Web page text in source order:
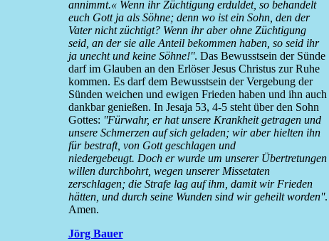
annimmt.« Wenn ihr Züchtigung erduldet, so behandelt
euch Gott ja als Söhne; denn wo ist ein Sohn, den der
Vater nicht züchtigt? Wenn ihr aber ohne Züchtigung
seid, an der sie alle Anteil bekommen haben, so seid ihr
ja unecht und keine Söhne!''. Das Bewusstsein der Sünde
darf im Glauben an den Erlöser Jesus Christus zur Ruhe
kommen. Es darf dem Bewusstsein der Vergebung der
Sünden weichen und ewigen Frieden haben und ihn auch
dankbar genießen. In Jesaja 53, 4-5 steht über den Sohn
Gottes: ''Fürwahr, er hat unsere Krankheit getragen und
unsere Schmerzen auf sich geladen; wir aber hielten ihn
für bestraft, von Gott geschlagen und
niedergebeugt. Doch er wurde um unserer Übertretungen
willen durchbohrt, wegen unserer Missetaten
zerschlagen; die Strafe lag auf ihm, damit wir Frieden
hätten, und durch seine Wunden sind wir geheilt worden''.
Amen.
Jörg Bauer